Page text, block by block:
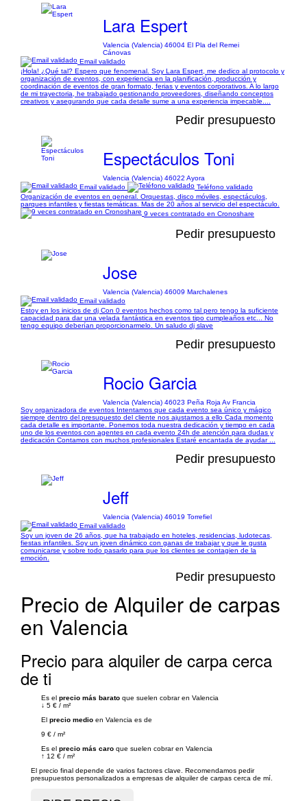
Lara Espert
Valencia (Valencia) 46004 El Pla del Remei
Cánovas
Email validado
¡Hola! ¿Qué tal? Espero que fenomenal. Soy Lara Espert, me dedico al protocolo y
organización de eventos, con experiencia en la planificación, producción y
coordinación de eventos de gran formato, ferias y eventos corporativos. A lo largo
de mi trayectoria, he trabajado gestionando proveedores, diseñando conceptos
creativos y asegurando que cada detalle sume a una experiencia impecable....
Pedir presupuesto
Espectáculos Toni
Valencia (Valencia) 46022 Ayora
Email validado
Teléfono validado
Organización de eventos en general. Orquestas, disco móviles, espectáculos,
parques infantiles y fiestas temáticas. Mas de 20 años al servicio del espectáculo.
9 veces contratado en Cronoshare
Pedir presupuesto
Jose
Valencia (Valencia) 46009 Marchalenes
Email validado
Estoy en los inicios de dj Con 0 eventos hechos como tal pero tengo la suficiente
capacidad para dar una velada fantástica en eventos tipo cumpleaños etc... No
tengo equipo deberían proporcionarmelo. Un saludo dj slave
Pedir presupuesto
Rocio Garcia
Valencia (Valencia) 46023 Peña Roja Av Francia
Soy organizadora de eventos Intentamos que cada evento sea único y mágico
siempre dentro del presupuesto del cliente nos ajustamos a ello Cada momento
cada detalle es importante. Ponemos toda nuestra dedicación y tiempo en cada
uno de los eventos con agentes en cada evento 24h de atención para dudas y
dedicación Contamos con muchos profesionales Estaré encantada de ayudar ...
Pedir presupuesto
Jeff
Valencia (Valencia) 46019 Torrefiel
Email validado
Soy un joven de 26 años, que ha trabajado en hoteles, residencias, ludotecas,
fiestas infantiles. Soy un joven dinámico con ganas de trabajar y que le gusta
comunicarse y sobre todo pasarlo para que los clientes se contagien de la
emoción.
Pedir presupuesto
Precio de Alquiler de carpas
en Valencia
Precio para alquiler de carpa cerca
de ti
Es el precio más barato que suelen cobrar en Valencia
↓ 5 € / m²
El precio medio en Valencia es de
9 € / m²
Es el precio más caro que suelen cobrar en Valencia
↑ 12 € / m²
El precio final depende de varios factores clave. Recomendamos pedir
presupuestos personalizados a empresas de alquiler de carpas cerca de mí.